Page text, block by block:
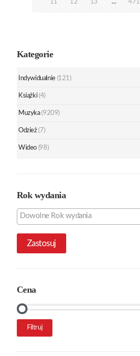
11 12 13 … 471
Kategorie
Indywidualnie (121)
Książki (4)
Muzyka (9209)
Odzież (7)
Wideo (98)
Rok wydania
Zastosuj
Cena
Cena
Cena
Filtruj